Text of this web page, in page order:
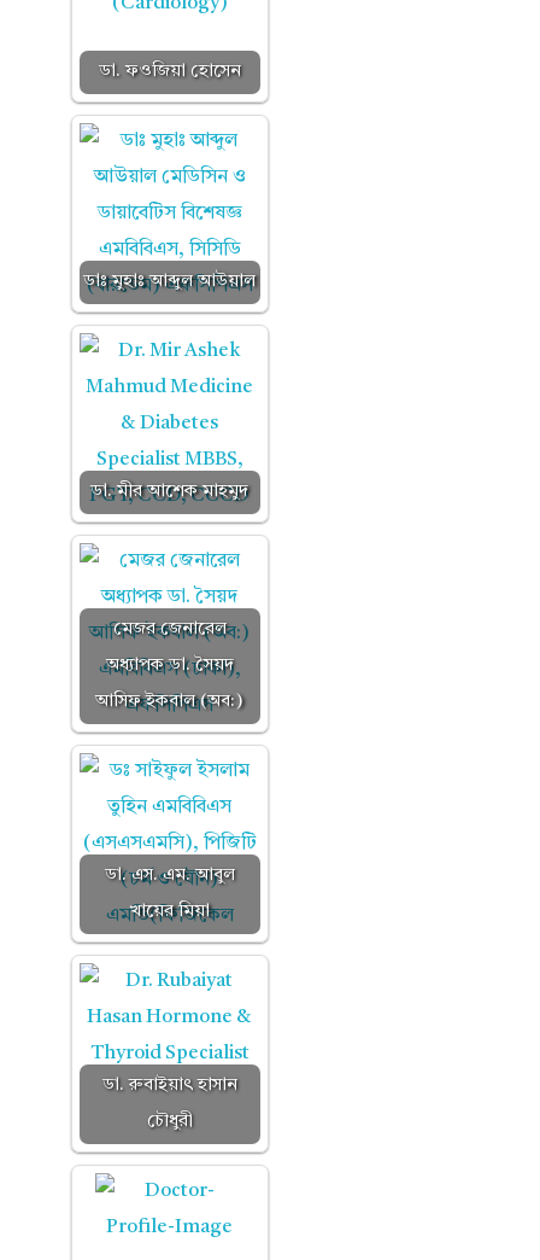
ডা. ফওজিয়া হোসেন
ডাঃ মুহাঃ আব্দুল আউয়াল
ডা. মীর আশেক মাহমুদ
মেজর জেনারেল
অধ্যাপক ডা. সৈয়দ
আসিফ ইকবাল (অব:)
ডা. এস. এম. আবুল
খায়ের মিয়া
ডা. রুবাইয়াৎ হাসান
চৌধুরী